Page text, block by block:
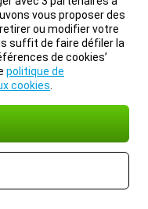
vous proposer des
ou modifier votre
suffit de faire défiler la
de cookies’
politique de
cookies